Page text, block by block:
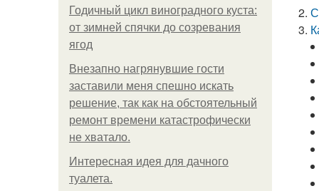
Годичный цикл виноградного куста:
от зимней спячки до созревания
ягод
Внезапно нагрянувшие гости
заставили меня спешно искать
решение, так как на обстоятельный
ремонт времени катастрофически
не хватало.
Интересная идея для дачного
туалета.